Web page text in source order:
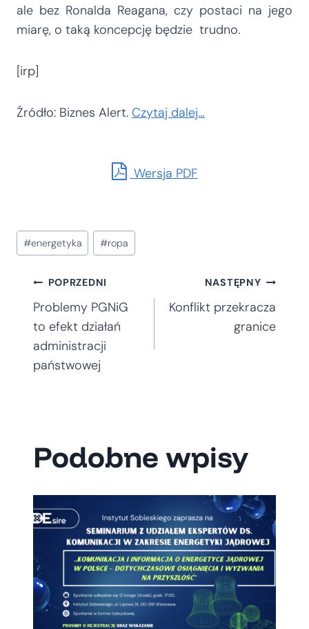
ale bez Ronalda Reagana, czy postaci na jego
miarę, o taką koncepcję będzie trudno.
[irp]
Źródło: Biznes Alert. Czytaj dalej…
Wersja PDF
Tagi
wpisu:
#energetyka #ropa
Nawigacja
wpisu
POPRZEDNI
Problemy PGNiG
to efekt działań
administracji
państwowej
NASTĘPNY
Konflikt przekracza
granice
Podobne wpisy